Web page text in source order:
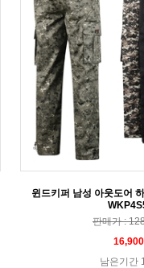
윈드키퍼 남성 아웃도어
판매가 :
남은기간